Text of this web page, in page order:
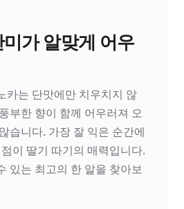
가 알맞게 어우
카는 단맛에만 치우치지 않
부한 향이 함께 어우러져 오
습니다. 가장 잘 익은 순간에
이 딸기 따기의 매력입니다.
있는 최고의 한 알을 찾아보